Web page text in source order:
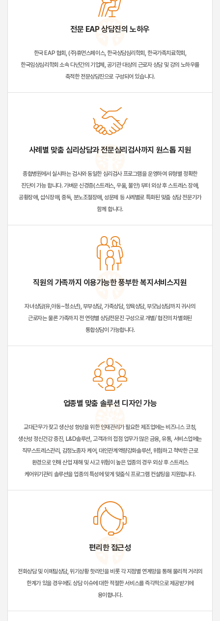
전문 EAP 상담진의 노하우
한국 EAP 협회, (주)휴먼스페이스, 한국상담심리학회, 한국가족치료학회,
한국임상심리학회 소속 다년간의 기업체, 공기관 대상의 근로자 상담 및 강의 노하우를
축적한 전문상담진으로 구성되어 있습니다.
사례별 맞춤 심리상담과 전문심리검사까지 원스톱 지원
종합병원에서 실시하는 검사와 동일한 심리검사 프로그램을 운영하여 유형별 정확한
진단이 가능 합니다. 가벼운 신경증(스트레스, 우울, 불안) 부터 외상 후 스트레스 장애,
공황장애, 섭식장애, 중독, 분노조절장애, 성문제 등 사례별로 특화된 맞춤 상담 전문가가
함께 합니다.
직원의 가족까지 이용가능한 풍부한 복지서비스지원
자녀상담(유,아동~청소년), 부부상담, 가족상담, 양육상담, 부모님상담까지 귀사의
근로자는 물론 가족까지 전 연령별 상담전문진 구성으로 개별/ 협진의 차별화된
통합상담이 가능합니다.
업종별 맞춤 솔루션 디자인 가능
교대근무가 잦고 생산성 향상을 위한 인재관리가 필요한 제조업에는 비즈니스 코칭,
생산성 정신건강 증진, L&D솔루션, 고객과의 접점 업무가 많은 금융, 유통, 서비스업에는
직무스트레스관리, 감정노종자 케어, 대인관계역량강화솔루션, 위험하고 척박한 근로
환경으로 인해 산업 재해 및 사고 위험이 높은 업종의 경우 외상 후 스트레스
케어위기관리 솔루션을 업종의 특성에 맞게 맞춤식 프로그램 컨설팅을 지원합니다.
편리한 접근성
전화상담 및 이메일상담, 위기상황 핫라인을 비롯 각 지점별 연계망을 통해 물리적 거리의
한계가 있을 경우에도 상담 이슈에 대한 적절한 서비스를 즉각적으로 제공받기에
용이합니다.